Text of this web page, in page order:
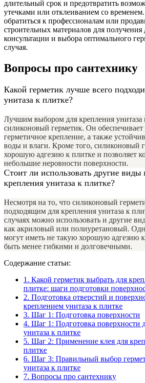
длительный срок и предотвратить
утечками или отклеиванием со
обратиться к профессионалам или
строительных материалов для
консультации и выбора оптимального
случая.
Вопросы про сантехнику
Какой герметик лучше всего
унитаза к плитке?
Лучшим выбором для крепления унитаза
силиконовый герметик. Он
герметичное крепление, а также
воды и влаги. Кроме того, силиконовый
хорошую адгезию к плитке и позволяет
небольшие неровности поверхности.
Стоит ли использовать другие виды
крепления унитаза к плитке?
Несмотря на то, что силиконовый
подходящим для крепления унитаза к
случаях можно использовать и другие
как акриловый или полиуретановый.
могут иметь не такую хорошую адгезию
быть менее гибкими и долговечными.
Содержание статьи:
1. Какой герметик выбрать для
плитке: шаги подготовки
2. Подготовка отверстий и
креплением унитаза к плитке
3. Шаг 1: Подготовка поверхности
4. Шаг 1: Подготовка поверхности
унитаза к плитке
5. Шаг 2: Применение клея для
плитке
6. Шаг 3: Правильный выбор
унитаза к плитке
7. Вопросы про сантехнику